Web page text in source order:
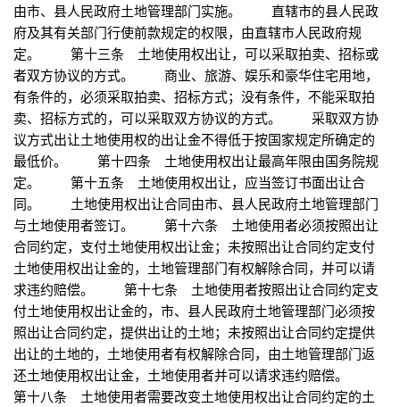
由市、县人民政府土地管理部门实施。 直辖市的县人民政
府及其有关部门行使前款规定的权限，由直辖市人民政府规
定。 第十三条 土地使用权出让，可以采取拍卖、招标或
者双方协议的方式。 商业、旅游、娱乐和豪华住宅用地，
有条件的，必须采取拍卖、招标方式；没有条件，不能采取拍
卖、招标方式的，可以采取双方协议的方式。 采取双方协
议方式出让土地使用权的出让金不得低于按国家规定所确定的
最低价。 第十四条 土地使用权出让最高年限由国务院规
定。 第十五条 土地使用权出让，应当签订书面出让合
同。 土地使用权出让合同由市、县人民政府土地管理部门
与土地使用者签订。 第十六条 土地使用者必须按照出让
合同约定，支付土地使用权出让金；未按照出让合同约定支付
土地使用权出让金的，土地管理部门有权解除合同，并可以请
求违约赔偿。 第十七条 土地使用者按照出让合同约定支
付土地使用权出让金的，市、县人民政府土地管理部门必须按
照出让合同约定，提供出让的土地；未按照出让合同约定提供
出让的土地的，土地使用者有权解除合同，由土地管理部门返
还土地使用权出让金，土地使用者并可以请求违约赔偿。
第十八条 土地使用者需要改变土地使用权出让合同约定的土